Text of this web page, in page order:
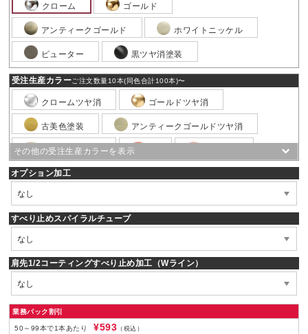
クローム ゴールド
アンティークゴールド ホワイトニッケル
ピューター 黒ツヤ消塗装
受注生産カラーご注文数量10本(同色合計100本)〜
クロームツヤ消 ゴールドツヤ消
古美色塗装 アンティークゴールドツヤ消
ニッケルツヤ消
銅ブロンズ
黒ニッケルツヤ消
白粉体塗装 白ツヤ消塗装
オプション加工
すべり止めスパイラルチューブ
肩先1/2コーティングすべり止め加工（Wライン）
業務パック割引
50～99本で1本あたり ¥593 （税込）